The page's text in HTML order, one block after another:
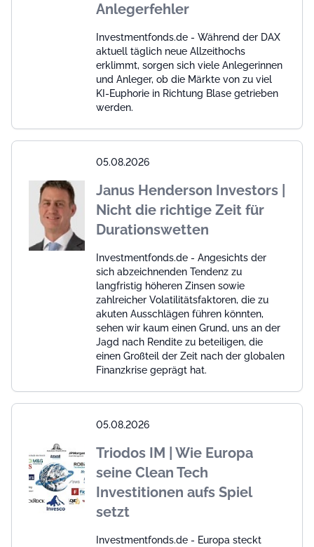
Anlegerfehler
Investmentfonds.de - Während der DAX
aktuell täglich neue Allzeithochs
erklimmt, sorgen sich viele Anlegerinnen
und Anleger, ob die Märkte von zu viel
KI-Euphorie in Richtung Blase getrieben
werden.
05.08.2026
Janus Henderson Investors |
Nicht die richtige Zeit für
Durationswetten
Investmentfonds.de - Angesichts der
sich abzeichnenden Tendenz zu
langfristig höheren Zinsen sowie
zahlreicher Volatilitätsfaktoren, die zu
akuten Ausschlägen führen könnten,
sehen wir kaum einen Grund, uns an der
Jagd nach Rendite zu beteiligen, die
einen Großteil der Zeit nach der globalen
Finanzkrise geprägt hat.
05.08.2026
Triodos IM | Wie Europa
seine Clean Tech
Investitionen aufs Spiel
setzt
Investmentfonds.de - Europa steckt